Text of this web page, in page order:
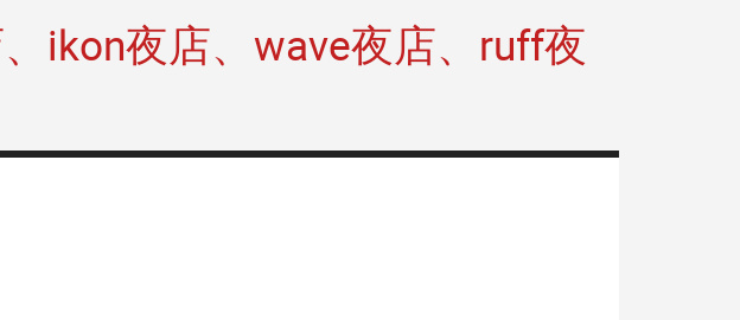
ikon夜店、wave夜店、ruff夜